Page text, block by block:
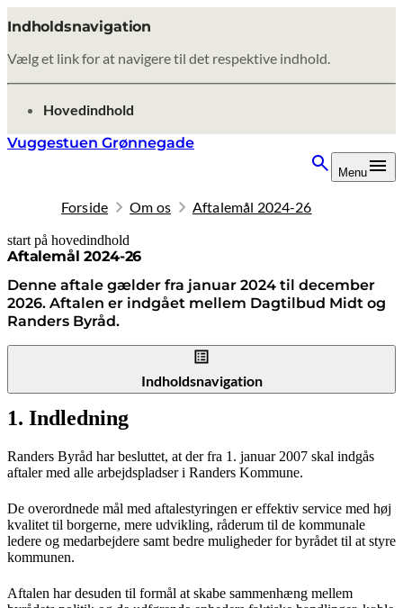
Indholdsnavigation
Vælg et link for at navigere til det respektive indhold.
gå til
Hovedindhold
Vuggestuen Grønnegade
Menu
Forside Om os Aftalemål 2024-26
start på hovedindhold
Aftalemål 2024-26
Denne aftale gælder fra januar 2024 til december
2026. Aftalen er indgået mellem Dagtilbud Midt og
Randers Byråd.
senest opdateret 8. oktober 2025
Indholdsnavigation
1. Indledning
Randers Byråd har besluttet, at der fra 1. januar 2007 skal indgås
aftaler med alle arbejdspladser i Randers Kommune.
De overordnede mål med aftalestyringen er effektiv service med høj
kvalitet til borgerne, mere udvikling, råderum til de kommunale
ledere og medarbejdere samt bedre muligheder for byrådet til at styre
kommunen.
Aftalen har desuden til formål at skabe sammenhæng mellem